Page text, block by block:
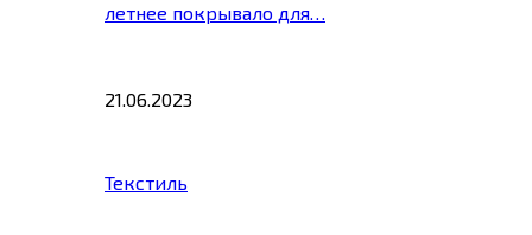
летнее покрывало для…
21.06.2023
Текстиль